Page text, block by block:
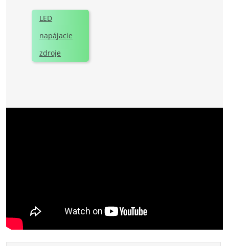
LED
napájacie
zdroje